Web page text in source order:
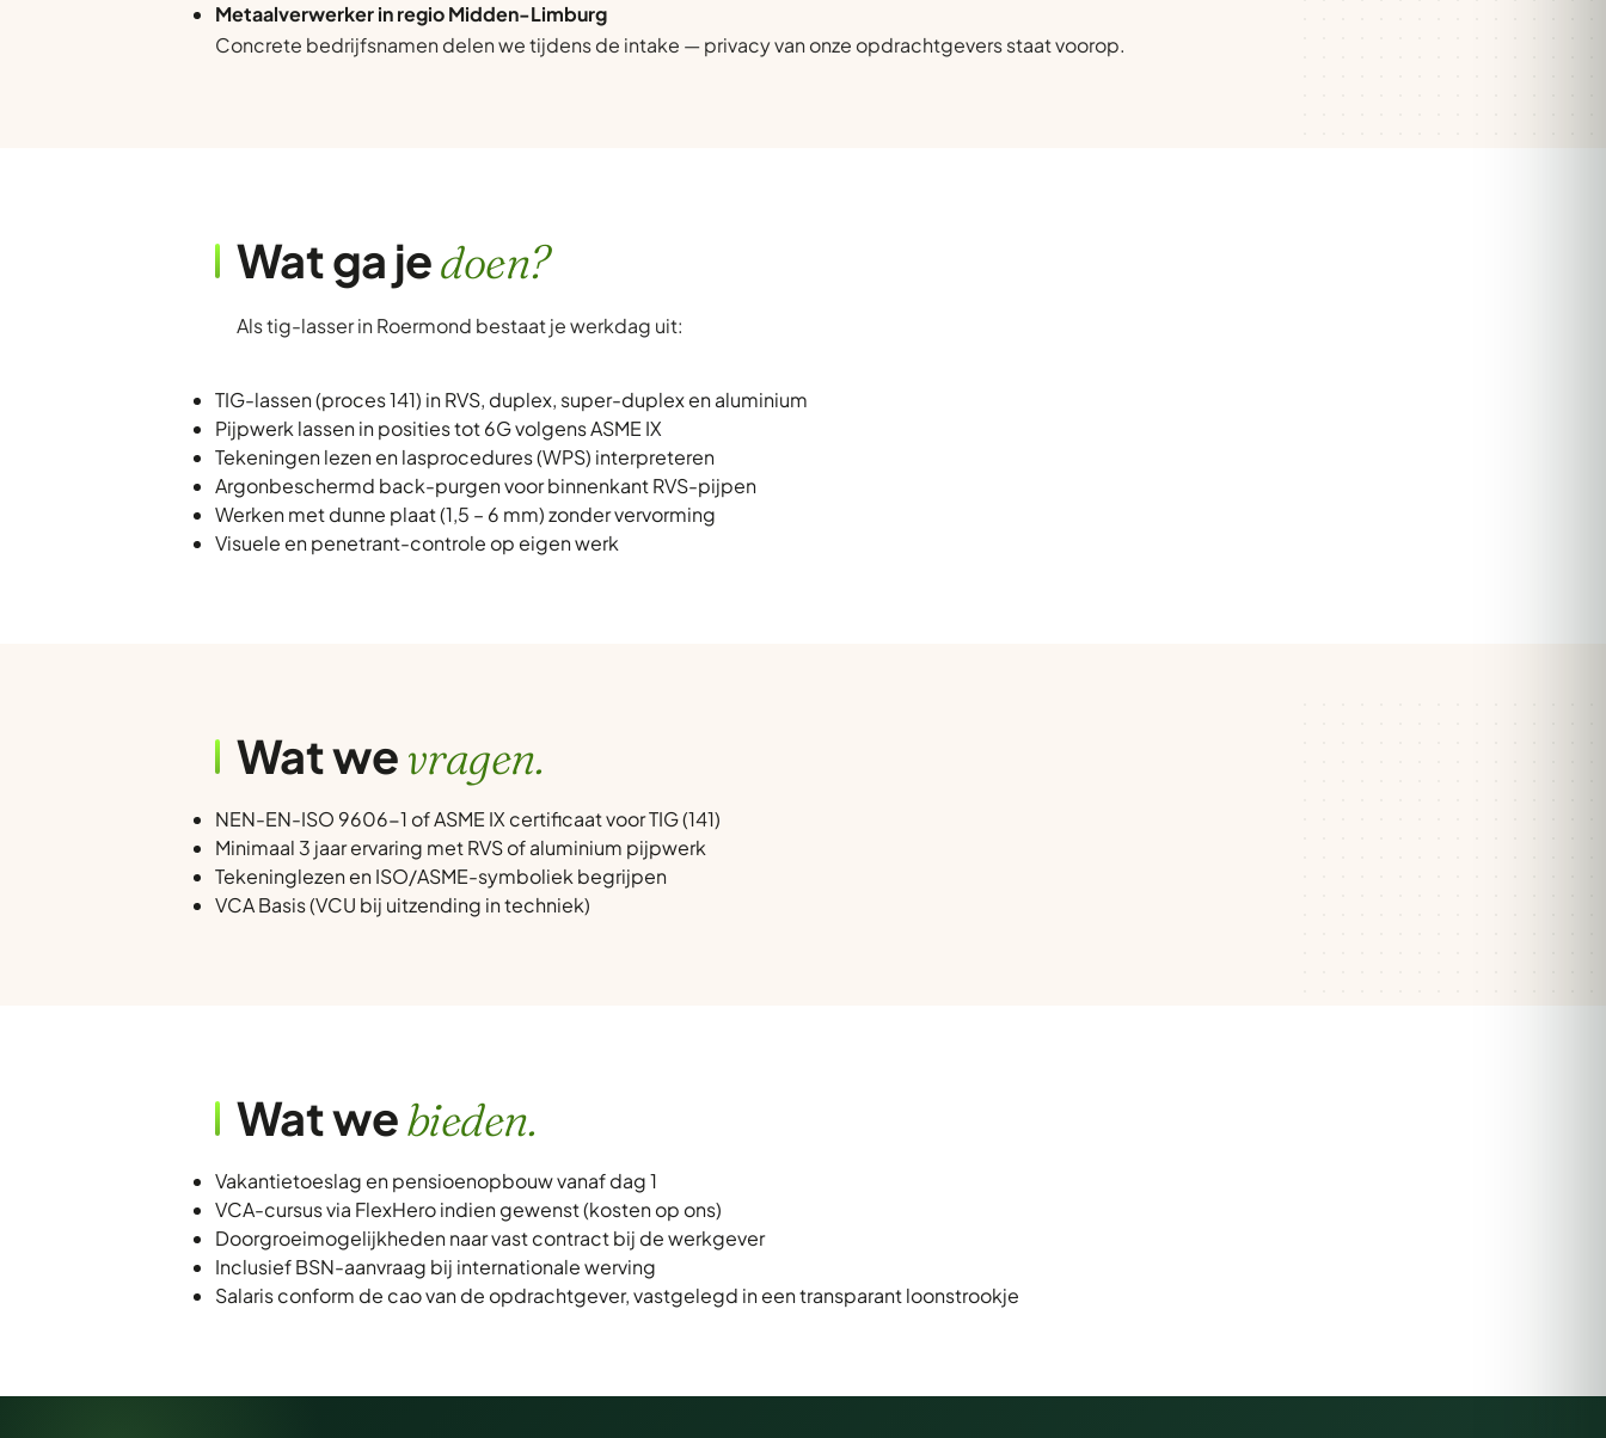
Metaalverwerker in regio Midden-Limburg
Concrete bedrijfsnamen delen we tijdens de intake — privacy van onze opdrachtgevers staat voorop.
Wat ga jedoen?
Als tig-lasser in Roermond bestaat je werkdag uit:
TIG-lassen (proces 141) in RVS, duplex, super-duplex en aluminium
Pijpwerk lassen in posities tot 6G volgens ASME IX
Tekeningen lezen en lasprocedures (WPS) interpreteren
Argonbeschermd back-purgen voor binnenkant RVS-pijpen
Werken met dunne plaat (1,5 – 6 mm) zonder vervorming
Visuele en penetrant-controle op eigen werk
Wat wevragen.
NEN-EN-ISO 9606-1 of ASME IX certificaat voor TIG (141)
Minimaal 3 jaar ervaring met RVS of aluminium pijpwerk
Tekeninglezen en ISO/ASME-symboliek begrijpen
VCA Basis (VCU bij uitzending in techniek)
Wat webieden.
Vakantietoeslag en pensioenopbouw vanaf dag 1
VCA-cursus via FlexHero indien gewenst (kosten op ons)
Doorgroeimogelijkheden naar vast contract bij de werkgever
Inclusief BSN-aanvraag bij internationale werving
Salaris conform de cao van de opdrachtgever, vastgelegd in een transparant loonstrookje